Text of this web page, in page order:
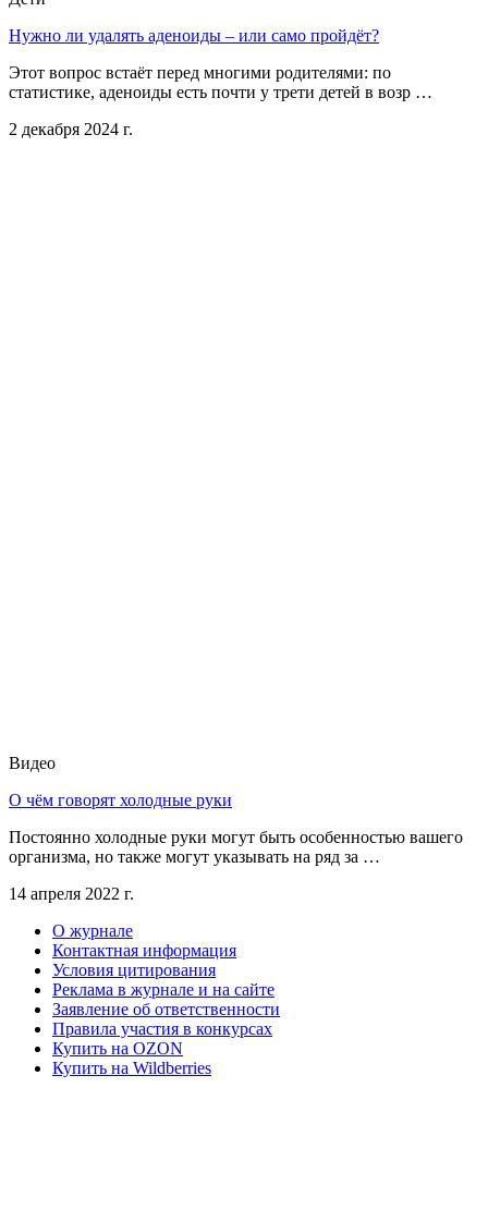
Нужно ли удалять аденоиды – или само пройдёт?
Этот вопрос встаёт перед многими родителями: по
статистике, аденоиды есть почти у трети детей в возр …
2 декабря 2024 г.
Видео
О чём говорят холодные руки
Постоянно холодные руки могут быть особенностью вашего
организма, но также могут указывать на ряд за …
14 апреля 2022 г.
О журнале
Контактная информация
Условия цитирования
Реклама в журнале и на сайте
Заявление об ответственности
Правила участия в конкурсах
Купить на OZON
Купить на Wildberries